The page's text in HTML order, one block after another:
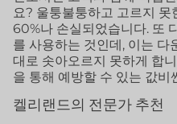
요? 울퉁불퉁하고 고르지
60%나 손실되었습니다. 또
를 사용하는 것인데, 이는 다
대로 솟아오르지 못하게 합
을 통해 예방할 수 있는 값비
켈리랜드의 전문가 추천